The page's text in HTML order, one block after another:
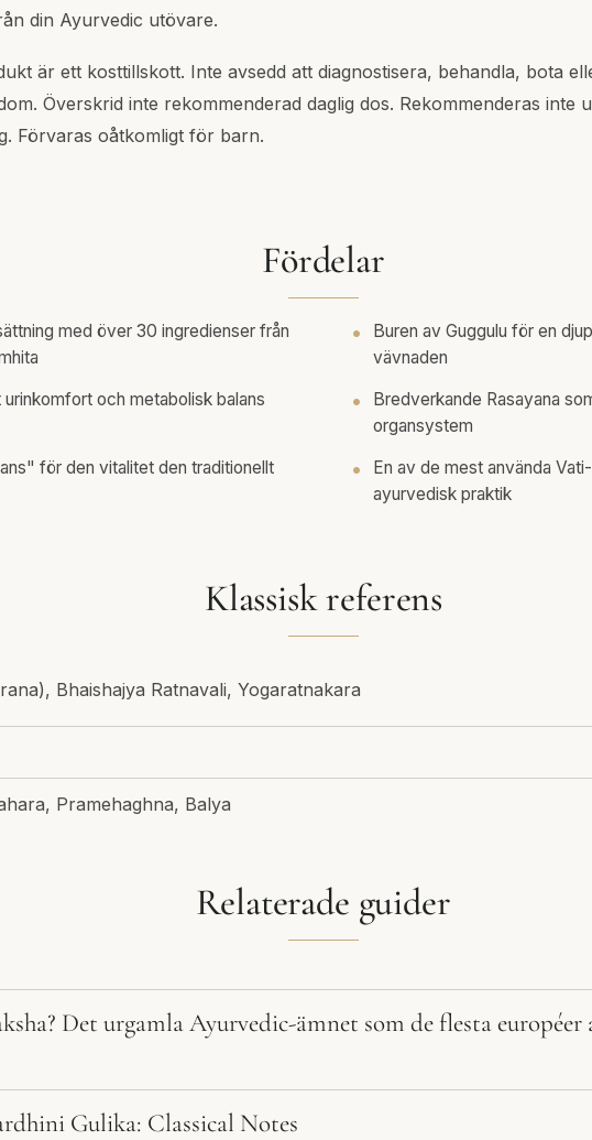
din Ayurvedic utövare.
är ett kosttillskott. Inte avsedd att diagnostisera, behandla, bota
Överskrid inte rekommenderad daglig dos. Rekommenderas inte
Förvaras oåtkomligt för barn.
Fördelar
med över 30 ingredienser från
Buren av Guggulu för en
vävnaden
och metabolisk balans
Bredverkande Rasayana
organsystem
för den vitalitet den traditionellt
En av de mest använda
ayurvedisk praktik
Klassisk referens
Bhaishajya Ratnavali, Yogaratnakara
Pramehaghna, Balya
Relaterade guider
Det urgamla Ayurvedic-ämnet som de flesta
Gulika: Classical Notes